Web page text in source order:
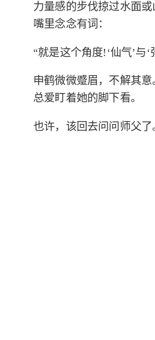
力量感的步伐掠过水面
嘴里念念有词：
“就是这个角度!‘仙气’与
申鹤微微蹙眉，不解其
总爱盯着她的脚下看。
也许，该回去问问师父了